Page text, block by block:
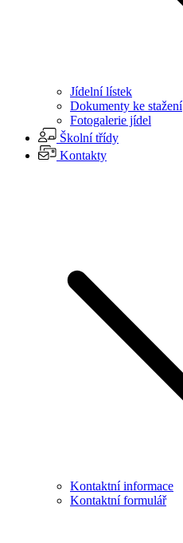
Jídelní lístek
Dokumenty ke stažení
Fotogalerie jídel
Školní třídy
Kontakty
Kontaktní informace
Kontaktní formulář